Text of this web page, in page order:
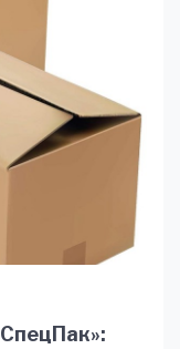
капельного
UKRPOLIV.